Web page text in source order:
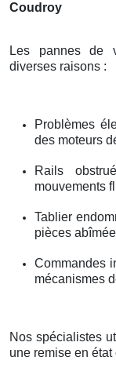
Coudroy
Les pannes de
diverses raisons :
Problèmes
des moteurs
Rails
mouvements
Tablier
pièces
Commandes
mécanismes
Nos spécialistes
une remise en état